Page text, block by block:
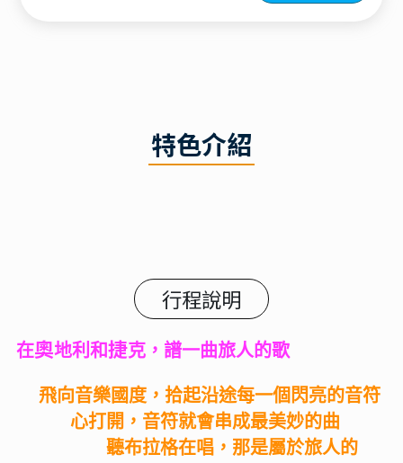
特色介紹
行程說明
在奧地利和捷克，譜一曲旅人的歌
飛向音樂國度，拾起沿途每一個閃亮的音符
心打開，音符就會串成最美妙的曲
聽布拉格在唱，那是屬於旅人的